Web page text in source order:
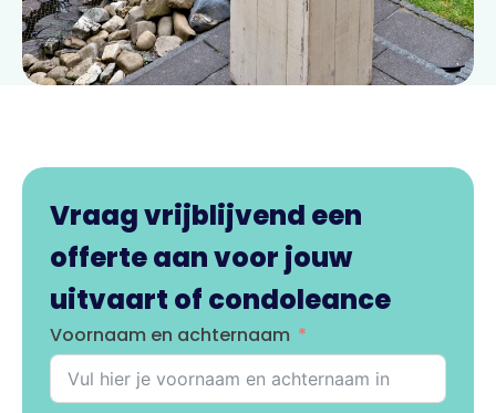
Vraag vrijblijvend een
offerte aan voor jouw
uitvaart of condoleance
Voornaam en achternaam